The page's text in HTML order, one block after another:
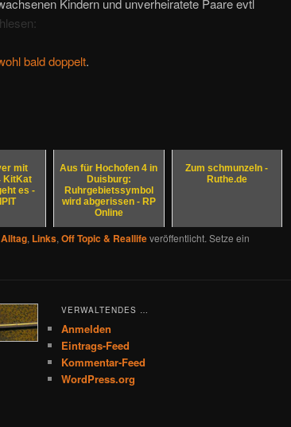
Kindern und unverheiratete Paare evtl
bald doppelt.
mit
KitKat
es -
Aus für Hochofen 4 in
Duisburg:
Ruhrgebietssymbol
wird abgerissen - RP
Online
Zum schmunzeln -
Ruthe.de
Alltag, Links, Off Topic & Reallifeveröffentlicht. Setze ein
VERWALTENDES …
Anmelden
Eintrags-Feed
Kommentar-Feed
WordPress.org